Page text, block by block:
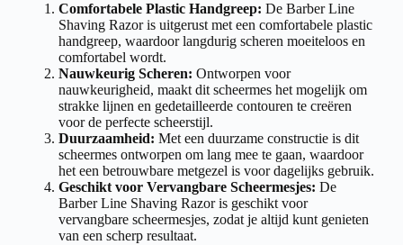
Comfortabele Plastic Handgreep: De Barber Line
Shaving Razor is uitgerust met een comfortabele plastic
handgreep, waardoor langdurig scheren moeiteloos en
comfortabel wordt.
Nauwkeurig Scheren: Ontworpen voor
nauwkeurigheid, maakt dit scheermes het mogelijk om
strakke lijnen en gedetailleerde contouren te creëren
voor de perfecte scheerstijl.
Duurzaamheid: Met een duurzame constructie is dit
scheermes ontworpen om lang mee te gaan, waardoor
het een betrouwbare metgezel is voor dagelijks gebruik.
Geschikt voor Vervangbare Scheermesjes: De
Barber Line Shaving Razor is geschikt voor
vervangbare scheermesjes, zodat je altijd kunt genieten
van een scherp resultaat.